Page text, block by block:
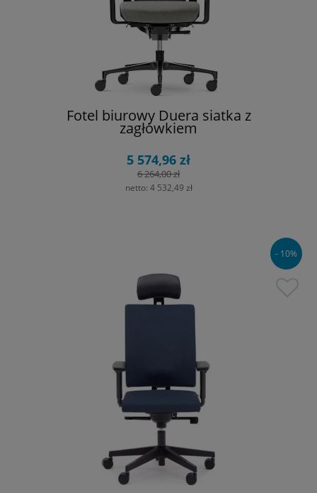
Fotel biurowy Duera siatka z
zagłówkiem
5 574,96 zł
6 264,00 zł
netto: 4 532,49 zł
- 10%